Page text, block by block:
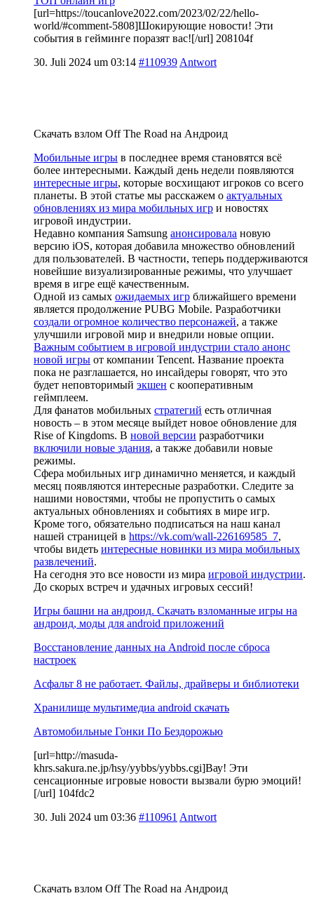
[url=https://toucanlove2022.com/2023/02/22/hello-
world/#comment-5808]Шокирующие новости! Эти
события в гейминге поразят вас![/url] 208104f
30. Juli 2024 um 03:14 #110939 Antwort
Скачать взлом Off The Road на Андроид
Мобильные игры в последнее время становятся всё
более интересными. Каждый день недели появляются
интересные игры, которые восхищают игроков со всего
планеты. В этой статье мы расскажем о актуальных
обновлениях из мира мобильных игр и новостях
игровой индустрии.
Недавно компания Samsung анонсировала новую
версию iOS, которая добавила множество обновлений
для пользователей. В частности, теперь поддерживаются
новейшие визуализированные режимы, что улучшает
время в игре ещё качественным.
Одной из самых ожидаемых игр ближайшего времени
является продолжение PUBG Mobile. Разработчики
создали огромное количество персонажей, а также
улучшили игровой мир и внедрили новые опции.
Важным событием в игровой индустрии стало анонс
новой игры от компании Tencent. Название проекта
пока не разглашается, но инсайдеры говорят, что это
будет неповторимый экшен с кооперативным
геймплеем.
Для фанатов мобильных стратегий есть отличная
новость – в этом месяце выйдет новое обновление для
Rise of Kingdoms. В новой версии разработчики
включили новые здания, а также добавили новые
режимы.
Сфера мобильных игр динамично меняется, и каждый
месяц появляются интересные разработки. Следите за
нашими новостями, чтобы не пропустить о самых
актуальных обновлениях и событиях в мире игр.
Кроме того, обязательно подписаться на наш канал
нашей страницей в https://vk.com/wall-226169585_7,
чтобы видеть интересные новинки из мира мобильных
развлечений.
На сегодня это все новости из мира игровой индустрии.
До скорых встреч и удачных игровых сессий!
Игры башни на андроид. Скачать взломанные игры на
андроид, моды для android приложений
Восстановление данных на Android после сброса
настроек
Асфальт 8 не работает. Файлы, драйверы и библиотеки
Хранилище мультимедиа android скачать
Автомобильные Гонки По Бездорожью
[url=http://masuda-
khrs.sakura.ne.jp/hsy/yybbs/yybbs.cgi]Вау! Эти
сенсационные игровые новости вызвали бурю эмоций!
[/url] 104fdc2
30. Juli 2024 um 03:36 #110961 Antwort
Скачать взлом Off The Road на Андроид